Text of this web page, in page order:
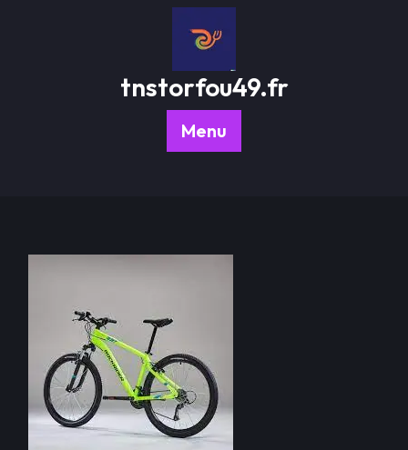
tnstorfou49.fr
Menu